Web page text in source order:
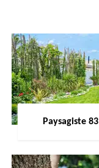
Paysagiste 83